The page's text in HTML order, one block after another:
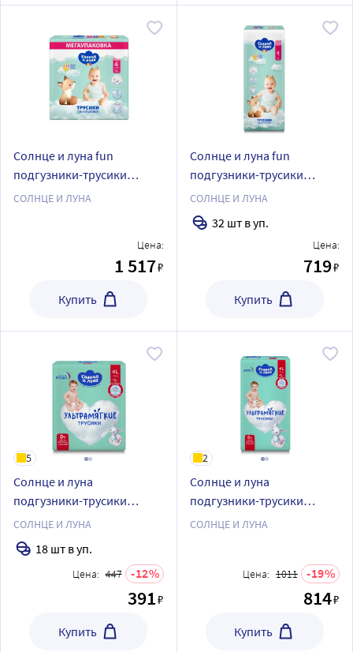
Солнце и луна fun
подгузники-трусики
детские одноразовые
СОЛНЦЕ И ЛУНА
Цена:
1 517₽
Купить
Солнце и луна fun
подгузники-трусики
детские одноразовые
размер 4/maxi 9-14 кг 32
шт.
СОЛНЦЕ И ЛУНА
32 шт в уп.
Цена:
719₽
Купить
5
Солнце и луна
подгузники-трусики
детские ультрамягкие 4/9-
14 кг 18 шт.
СОЛНЦЕ И ЛУНА
18 шт в уп.
Цена: 447 12
391₽
Купить
2
Солнце и луна
подгузники-трусики
детские ультрамягкие 4/9-
СОЛНЦЕ И ЛУНА
Цена: 1011 19
814₽
Купить